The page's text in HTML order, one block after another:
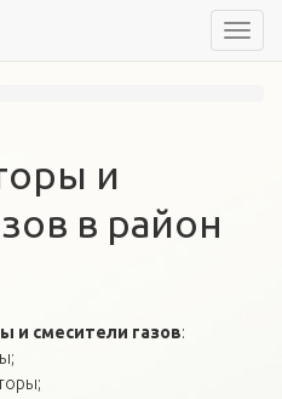
и
в район
и смесители газов: